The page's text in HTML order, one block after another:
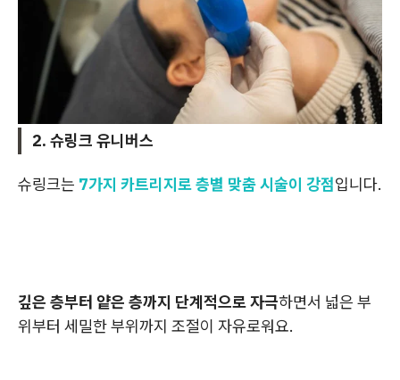
2. 슈링크 유니버스
슈링크는 7가지 카트리지로 층별 맞춤 시술이 강점입니다.
깊은 층부터 얕은 층까지 단계적으로 자극하면서 넓은 부
위부터 세밀한 부위까지 조절이 자유로워요.